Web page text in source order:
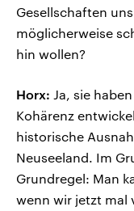
Gesellschaften
möglicherweise
hin wollen?
Horx: Ja, sie
Kohärenz
historische
Neuseeland. Im
Grundregel: Man
wenn wir jetzt mal